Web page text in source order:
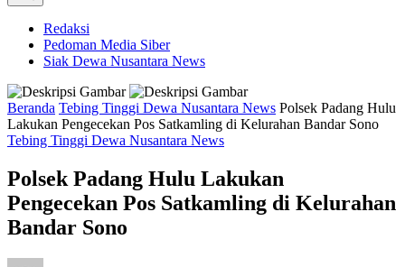
Redaksi
Pedoman Media Siber
Siak Dewa Nusantara News
Beranda Tebing Tinggi Dewa Nusantara News Polsek Padang Hulu
Lakukan Pengecekan Pos Satkamling di Kelurahan Bandar Sono
Tebing Tinggi Dewa Nusantara News
Polsek Padang Hulu Lakukan
Pengecekan Pos Satkamling di Kelurahan
Bandar Sono